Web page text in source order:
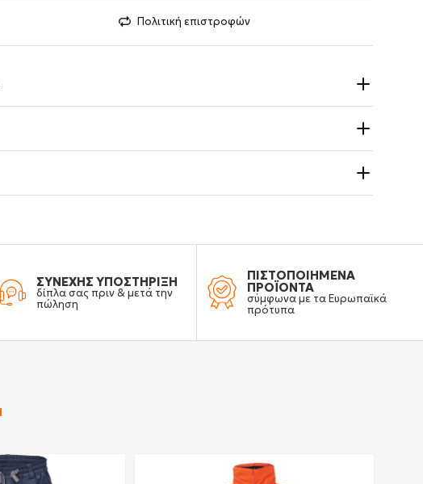
Πολιτική επιστροφών
ΣΥΝΕΧΗΣ ΥΠΟΣΤΗΡΙΞΗ
δίπλα σας πριν & μετά την
πώληση
ΠΙΣΤΟΠΟΙΗΜΕΝΑ
ΠΡΟΪΟΝΤΑ
σύμφωνα με τα Ευρωπαϊκά
πρότυπα